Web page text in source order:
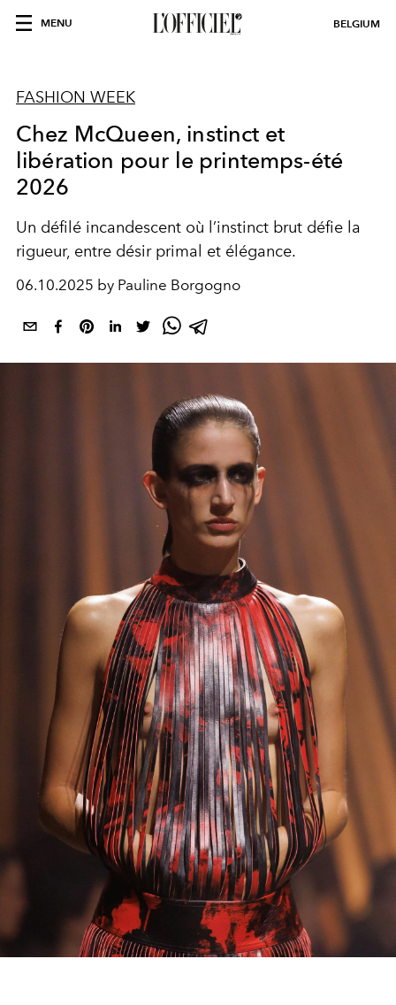
MENU BELGIUM
FASHION WEEK
Chez McQueen, instinct et
libération pour le printemps-été
2026
Un défilé incandescent où l’instinct brut défie la
rigueur, entre désir primal et élégance.
06.10.2025 by Pauline Borgogno